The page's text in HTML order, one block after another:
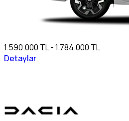
1.590.000 TL - 1.784.000 TL
Detaylar